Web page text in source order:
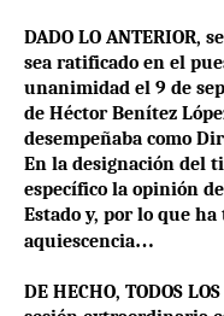
DADO LO ANTERIOR,
sea ratificado en el
unanimidad el 9 de
de Héctor Benítez
desempeñaba como
En la designación del
específico la opinión
Estado y, por lo que
aquiescencia…
DE HECHO, TODOS